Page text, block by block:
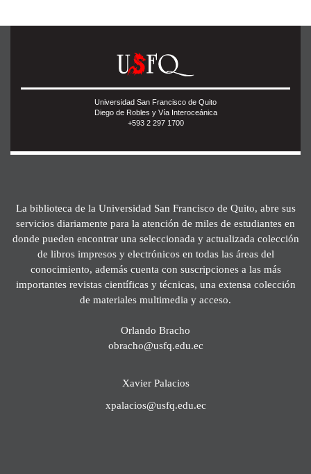
Universidad San Francisco de Quito
Diego de Robles y Vía Interoceánica
+593 2 297 1700
La biblioteca de la Universidad San Francisco de Quito, abre sus
servicios diariamente para la atención de miles de estudiantes en
donde pueden encontrar una seleccionada y actualizada colección
de libros impresos y electrónicos en todas las áreas del
conocimiento, además cuenta con suscripciones a las más
importantes revistas científicas y técnicas, una extensa colección
de materiales multimedia y acceso.
Orlando Bracho
obracho@usfq.edu.ec
Xavier Palacios
xpalacios@usfq.edu.ec